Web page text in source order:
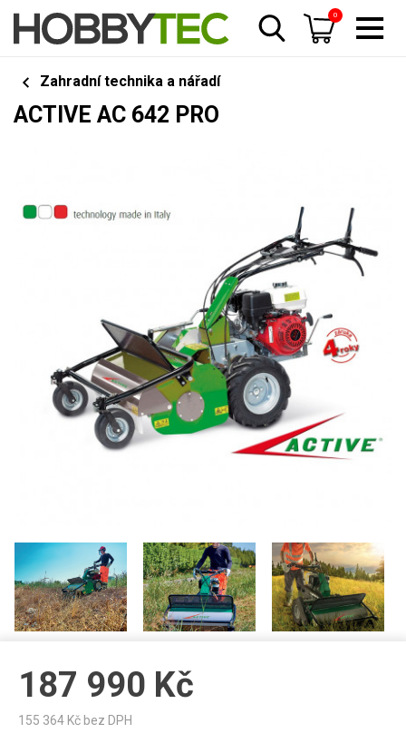
0
Zahradní technika a nářadí
ACTIVE AC 642 PRO
187 990 Kč
155 364 Kč bez DPH